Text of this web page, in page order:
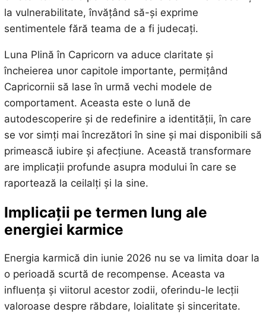
la vulnerabilitate, învățând să-și exprime
sentimentele fără teama de a fi judecați.
Luna Plină în Capricorn va aduce claritate și
încheierea unor capitole importante, permițând
Capricornii să lase în urmă vechi modele de
comportament. Aceasta este o lună de
autodescoperire și de redefinire a identității, în care
se vor simți mai încrezători în sine și mai disponibili să
primească iubire și afecțiune. Această transformare
are implicații profunde asupra modului în care se
raportează la ceilalți și la sine.
Implicații pe termen lung ale
energiei karmice
Energia karmică din iunie 2026 nu se va limita doar la
o perioadă scurtă de recompense. Aceasta va
influența și viitorul acestor zodii, oferindu-le lecții
valoroase despre răbdare, loialitate și sinceritate.